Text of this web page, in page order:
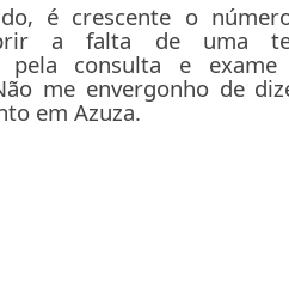
é crescente o
a falta de uma
pela consulta e
me envergonho de
em Azuza.